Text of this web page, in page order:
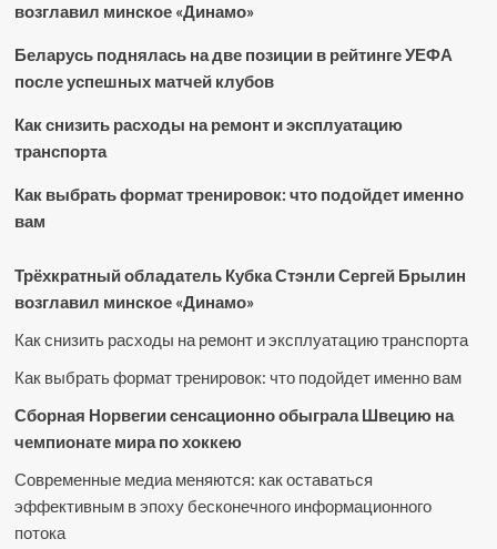
возглавил минское «Динамо»
Беларусь поднялась на две позиции в рейтинге УЕФА
после успешных матчей клубов
Как снизить расходы на ремонт и эксплуатацию
транспорта
Как выбрать формат тренировок: что подойдет именно
вам
Трёхкратный обладатель Кубка Стэнли Сергей Брылин
возглавил минское «Динамо»
Как снизить расходы на ремонт и эксплуатацию транспорта
Как выбрать формат тренировок: что подойдет именно вам
Сборная Норвегии сенсационно обыграла Швецию на
чемпионате мира по хоккею
Современные медиа меняются: как оставаться
эффективным в эпоху бесконечного информационного
потока